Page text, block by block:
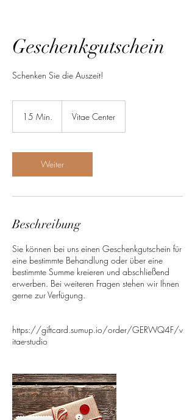
Geschenkgutschein
Schenken Sie die Auszeit!
15 Min.
i
n
.
Vitae Center
Weiter
Beschreibung
Sie können bei uns einen Geschenkgutschein für
eine bestimmte Behandlung oder über eine
bestimmte Summe kreieren und abschließend
erwerben. Bei weiteren Fragen stehen wir Ihnen
gerne zur Verfügung.
https://giftcard.sumup.io/order/GERWQ4F/v